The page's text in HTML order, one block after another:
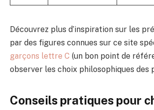
Découvrez plus d’inspiration sur les
par des figures connues sur ce site
garçons lettre C (un bon point de
observer les choix philosophiques des
Conseils pratiques pour